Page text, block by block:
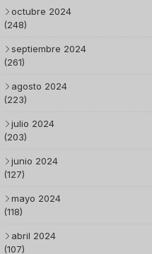
octubre 2024
(248)
septiembre 2024
(261)
agosto 2024
(223)
julio 2024
(203)
junio 2024
(127)
mayo 2024
(118)
abril 2024
(107)